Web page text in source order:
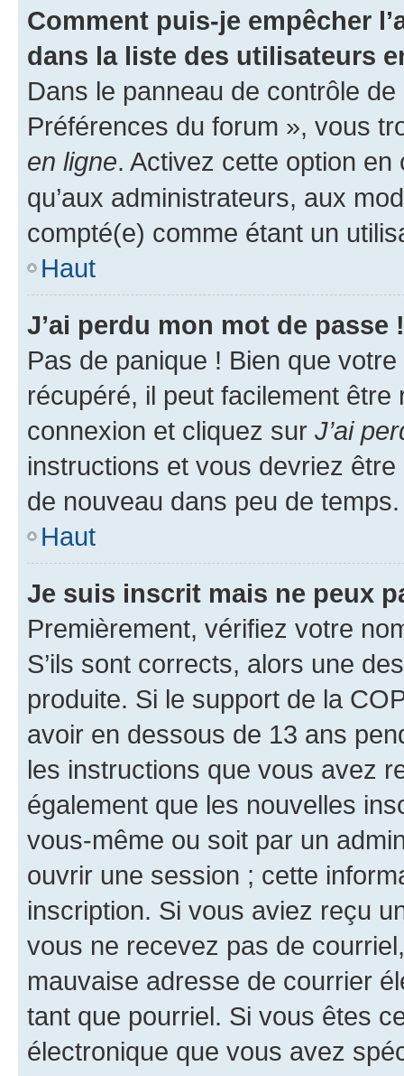
Comment puis-je empêcher
dans la liste des utilisateurs
Dans le panneau de contrôle
Préférences du forum », vous
en ligne. Activez cette option
qu’aux administrateurs, aux
compté(e) comme étant un
Haut
J’ai perdu mon mot de passe !
Pas de panique ! Bien que
récupéré, il peut facilement
connexion et cliquez sur J’ai
instructions et vous devriez
de nouveau dans peu de temps.
Haut
Je suis inscrit mais ne peux
Premièrement, vérifiez votre
S’ils sont corrects, alors une
produite. Si le support de la
avoir en dessous de 13 ans
les instructions que vous avez
également que les nouvelles
vous-même ou soit par un
ouvrir une session ; cette
inscription. Si vous aviez reçu
vous ne recevez pas de
mauvaise adresse de courrier
tant que pourriel. Si vous êtes
électronique que vous avez